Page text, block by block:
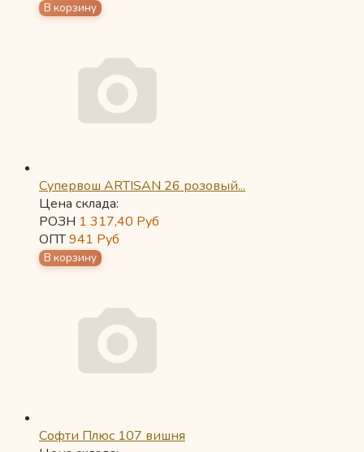
Супервош ARTISAN 26 розовый...
Цена склада:
РОЗН 1 317,40 Руб
ОПТ941 Руб
Софти Плюс 107 вишня